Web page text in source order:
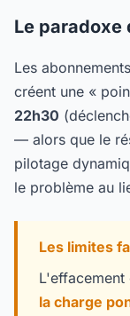
Le paradoxe
Les abonnements
créent une «
22h30
— alors que le
pilotage
le problème au
Les limites
la charge